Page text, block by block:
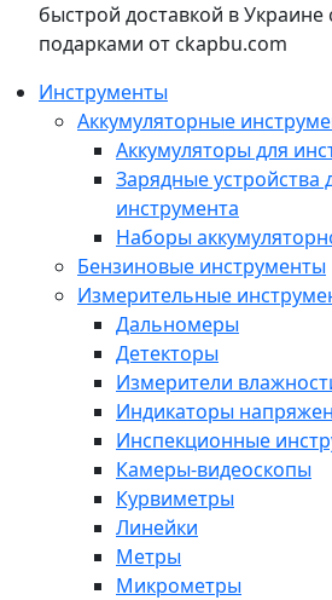
быстрой доставкой в Украине
подарками от ckapbu.com
Инструменты
Аккумуляторные
Аккумуляторы для
Зарядные устройства
инструмента
Наборы
Бензиновые инструменты
Измерительные
Дальномеры
Детекторы
Измерители
Индикаторы
Инспекционные
Камеры-видеоскопы
Курвиметры
Линейки
Метры
Микрометры